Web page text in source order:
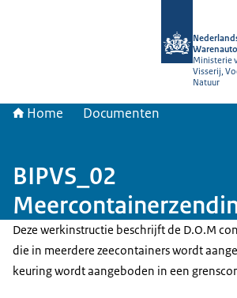
Ministerie
Visserij,
Natuur
Home Documenten
BIPVS_02
Deze werkinstructie beschrijft de D.O.M
die in meerdere zeecontainers wordt
keuring wordt aangeboden in een